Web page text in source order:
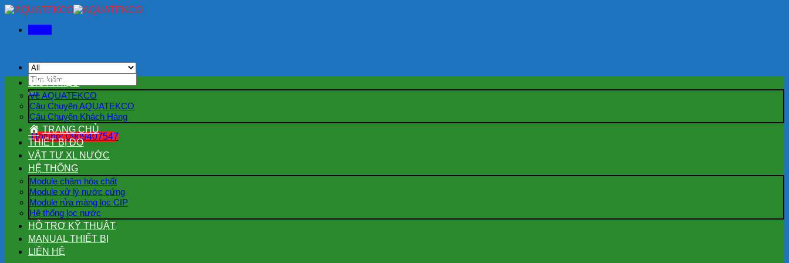
Skip
content
Tìm
kiếm:
Hotline: 0909407547
GIỚI THIỆU
Về AQUATEKCO
Câu Chuyện AQUATEKCO
Câu Chuyện Khách Hàng
TRANG CHỦ
THIẾT BỊ ĐO
VẬT TƯ XL NƯỚC
HỆ THỐNG
Module châm hóa chất
Module xử lý nước cứng
Module rửa màng lọc CIP
Hệ thống lọc nước
HỖ TRỢ KỸ THUẬT
MANUAL THIẾT BỊ
LIÊN HỆ